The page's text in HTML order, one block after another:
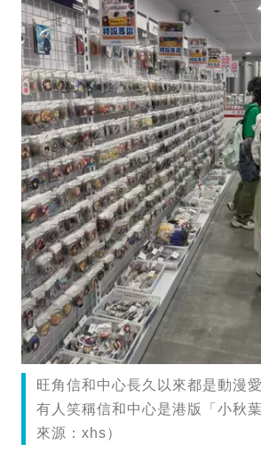
旺角信和中心長久以來都是動漫
有人笑稱信和中心是港版「小秋
來源：xhs）